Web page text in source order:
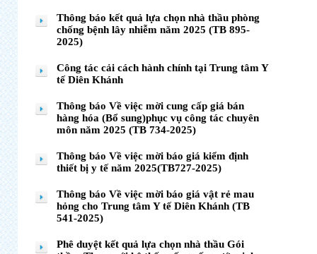
Thông báo kết quả lựa chọn nhà thầu phòng
chống bệnh lây nhiễm năm 2025 (TB 895-
2025)
Công tác cải cách hành chính tại Trung tâm Y
tế Diên Khánh
Thông báo Về việc mời cung cấp giá bán
hàng hóa (Bổ sung)phục vụ công tác chuyên
môn năm 2025 (TB 734-2025)
Thông báo Về việc mời báo giá kiểm định
thiết bị y tế năm 2025(TB727-2025)
Thông báo Về việc mời báo giá vật rẻ mau
hỏng cho Trung tâm Y tế Diên Khánh (TB
541-2025)
Phê duyệt kết quả lựa chọn nhà thầu Gói